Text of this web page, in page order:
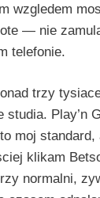
wzgledem
— nie
telefonie.
trzy
studia. Play’n
moj standard,
klikam
normalni,